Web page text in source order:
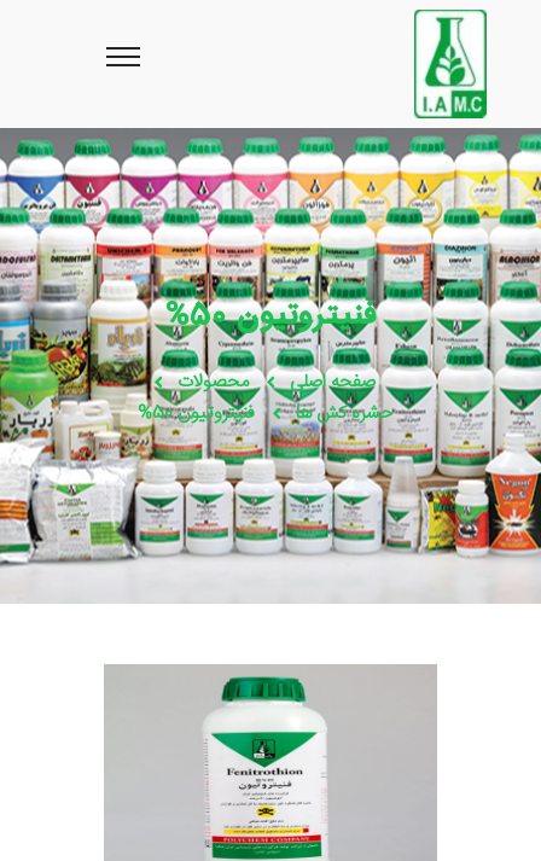
فنیتروتیون 50%
صفحه اصلی
محصولات
حشره کش ها
فنیتروتیون 50%